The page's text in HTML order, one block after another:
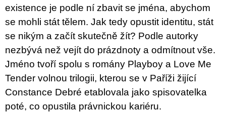
existence je podle ní zbavit se jména, abychom
se mohli stát tělem. Jak tedy opustit identitu, stát
se nikým a začít skutečně žít? Podle autorky
nezbývá než vejít do prázdnoty a odmítnout vše.
Jméno tvoří spolu s romány Playboy a Love Me
Tender volnou trilogii, kterou se v Paříži žijící
Constance Debré etablovala jako spisovatelka
poté, co opustila právnickou kariéru.